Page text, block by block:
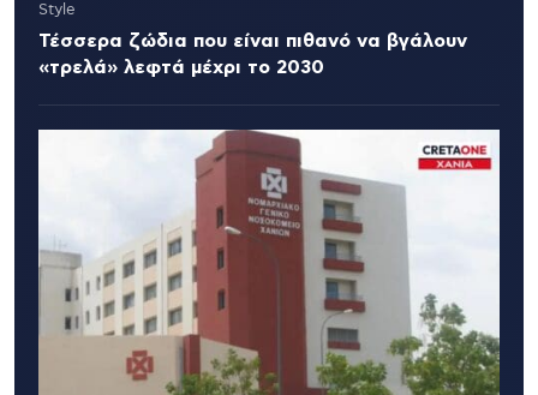
Style
Τέσσερα ζώδια που είναι πιθανό να βγάλουν
«τρελά» λεφτά μέχρι το 2030